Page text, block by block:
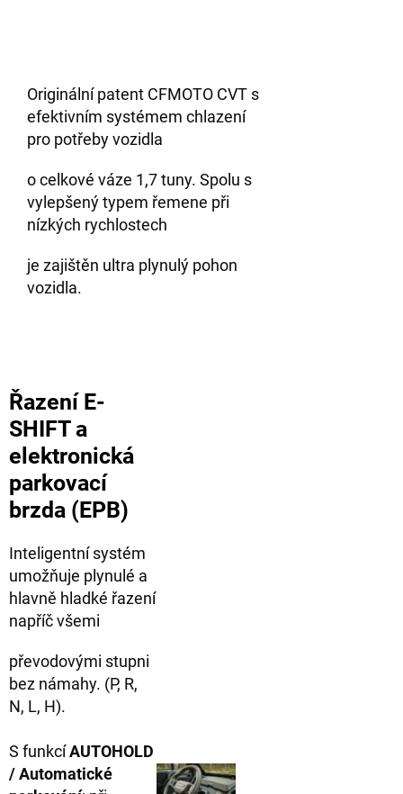
Originální patent CFMOTO CVT s
efektivním systémem chlazení
pro potřeby vozidla
o celkové váze 1,7 tuny. Spolu s
vylepšený typem řemene při
nízkých rychlostech
je zajištěn ultra plynulý pohon
vozidla.
Řazení E-
SHIFT a
elektronická
parkovací
brzda (EPB)
Inteligentní systém
umožňuje plynulé a
hlavně hladké řazení
napříč všemi
převodovými stupni
bez námahy. (P, R,
N, L, H).
S funkcíAUTOHOLD
/ Automatické